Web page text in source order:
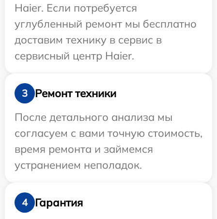
Haier. Если потребуется
углубленный ремонт мы бесплатно
доставим технику в сервис в
сервисный центр Haier.
3
Ремонт техники
После детального анализа мы
согласуем с вами точную стоимость,
время ремонта и займемся
устранением неполадок.
4
Гарантия